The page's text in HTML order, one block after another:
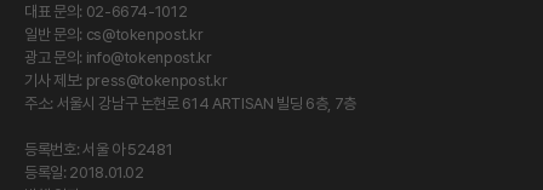
대표 문의: 02-6674-1012
일반 문의: cs@tokenpost.kr
광고 문의: info@tokenpost.kr
기사 제보: press@tokenpost.kr
주소: 서울시 강남구 논현로 614 ARTISAN 빌딩 6층, 7층
등록번호: 서울 아 52481
등록일: 2018.01.02